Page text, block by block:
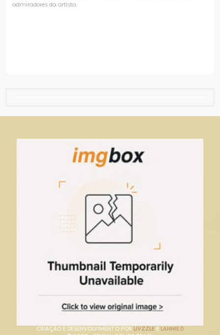
admiradores da artista.
CRIAÇÃO E DESENVOLVIMENTO POR LIVZZLE E LANNIE.D